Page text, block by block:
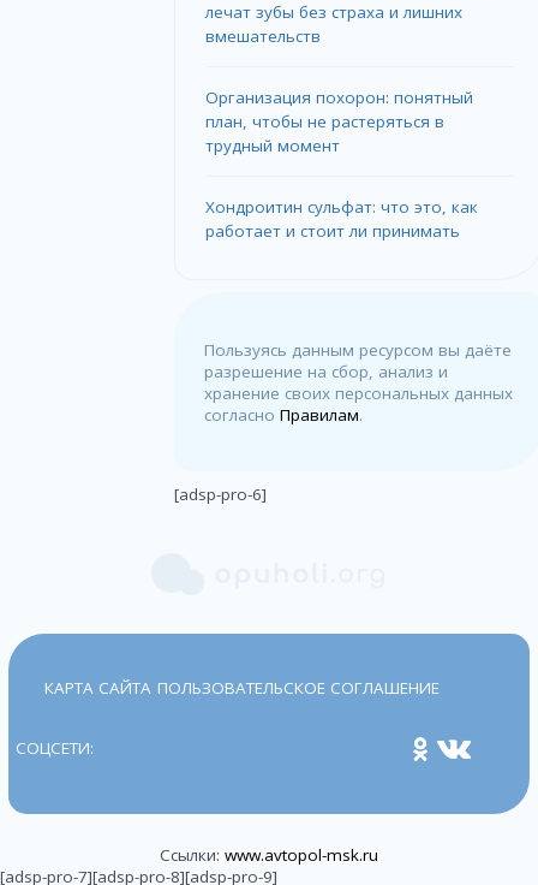
лечат зубы без страха и лишних
вмешательств
Организация похорон: понятный
план, чтобы не растеряться в
трудный момент
Хондроитин сульфат: что это, как
работает и стоит ли принимать
Пользуясь данным ресурсом вы даёте
разрешение на сбор, анализ и
хранение своих персональных данных
согласно Правилам.
[adsp-pro-6]
КАРТА САЙТА ПОЛЬЗОВАТЕЛЬСКОЕ СОГЛАШЕНИЕ
СОЦСЕТИ:
Ссылки: www.avtopol-msk.ru
[adsp-pro-7][adsp-pro-8][adsp-pro-9]